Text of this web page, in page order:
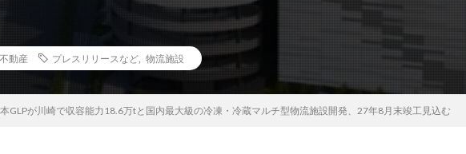
動産 プレスリリースなど 物流施設
GLPが川崎で収容能力18.6万tと国内最大級の冷凍・冷蔵マルチ型物流施設開発、27年8月末竣工見込む